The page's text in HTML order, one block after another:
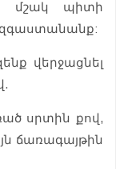
մշակ պիտի
զգաստանանք:
վերջացնել
սրտին քով,
ճառագայթին